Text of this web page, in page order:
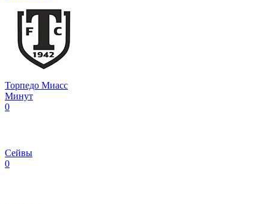
Торпедо Миасс
Минут
0
Сейвы
0